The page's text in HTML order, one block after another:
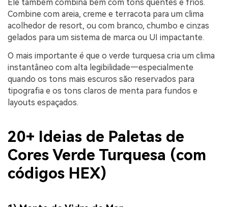
Ele também combina bem com tons quentes e frios.
Combine com areia, creme e terracota para um clima
acolhedor de resort, ou com branco, chumbo e cinzas
gelados para um sistema de marca ou UI impactante.
O mais importante é que o verde turquesa cria um clima
instantâneo com alta legibilidade—especialmente
quando os tons mais escuros são reservados para
tipografia e os tons claros de menta para fundos e
layouts espaçados.
20+ Ideias de Paletas de
Cores Verde Turquesa (com
códigos HEX)